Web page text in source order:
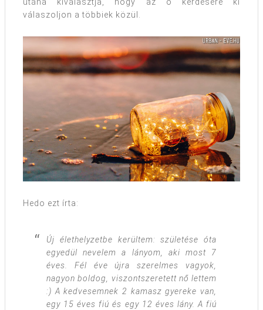
utána kiválasztja, hogy az ő kérdésére ki
válaszoljon a többiek közül.
Hedo ezt írta:
Új élethelyzetbe kerültem: születése óta
egyedül nevelem a lányom, aki most 7
éves. Fél éve újra szerelmes vagyok,
nagyon boldog, viszontszeretett nő lettem
:) A kedvesemnek 2 kamasz gyereke van,
egy 15 éves fiú és egy 12 éves lány. A fiú